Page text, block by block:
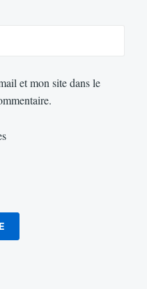
et mon site dans le